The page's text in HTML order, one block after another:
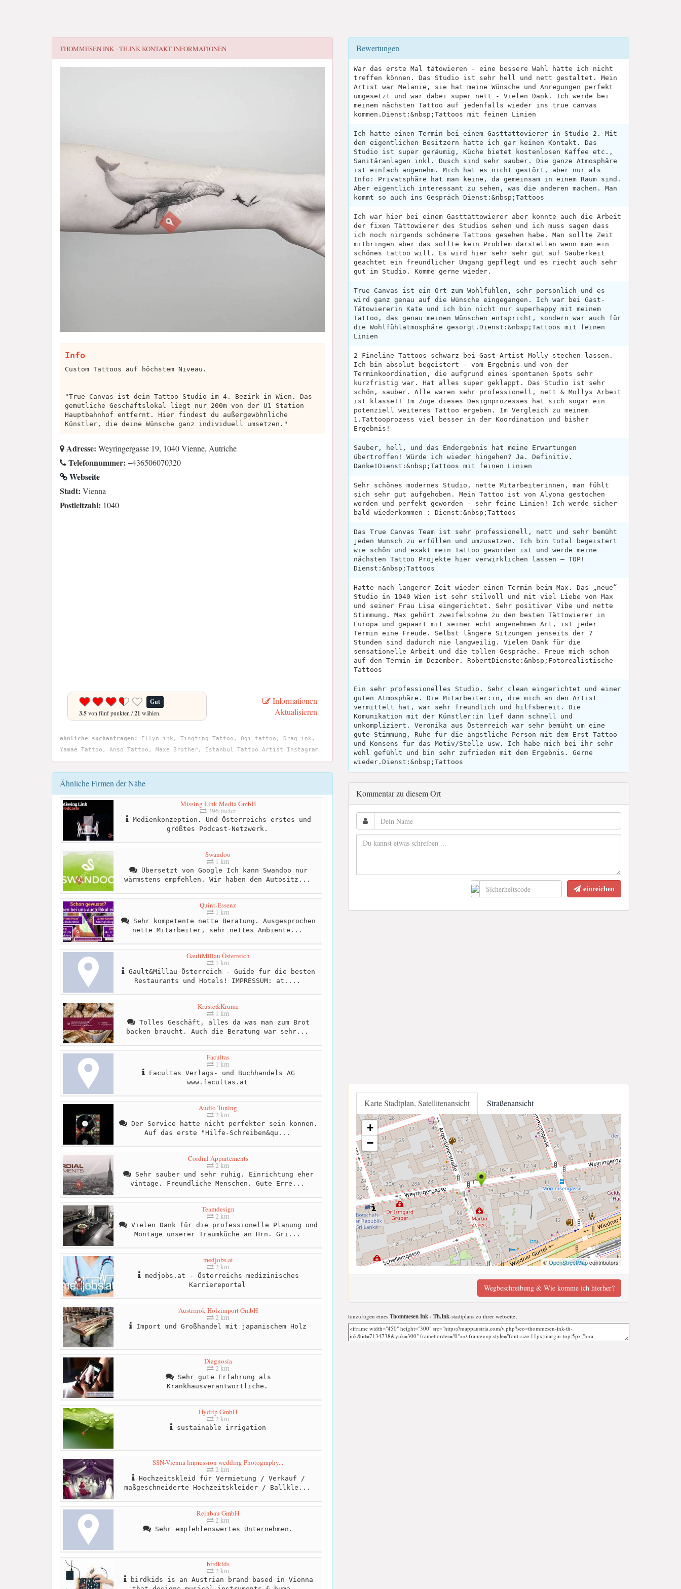
THOMMESEN INK - TH.INKKONTAKT INFORMATIONEN
Info
Custom Tattoos auf höchstem Niveau.
"True Canvas ist dein Tattoo Studio im 4. Bezirk in Wien. Das
gemütliche Geschäftslokal liegt nur 200m von der U1 Station
Hauptbahnhof entfernt. Hier findest du außergewöhnliche
Künstler, die deine Wünsche ganz individuell umsetzen."
Adresse: Weyringergasse 19, 1040 Vienne, Autriche
Telefonnummer: +436506070320
Webseite
Stadt: Vienna
Postleitzahl: 1040
Gut
3.5von fünf punkten /21 wählen.
Informationen
Aktualisieren
ähnliche suchanfragen:
Ellyn ink, Tingting Tattoo, Ogi tattoo, Drag ink,
Yamae Tattoo, Anso Tattoo, Maxe Brother, Istanbul Tattoo Artist Instagram
Ähnliche Firmen der Nähe
Missing Link Media GmbH
396 meter
Medienkonzeption. Und Österreichs erstes und
größtes Podcast-Netzwerk.
Swandoo
1 km
Übersetzt von Google Ich kann Swandoo nur
wärmstens empfehlen. Wir haben den Autositz...
Quint-Essenz
1 km
Sehr kompetente nette Beratung. Ausgesprochen
nette Mitarbeiter, sehr nettes Ambiente...
GaultMillau Österreich
1 km
Gault&Millau Österreich - Guide für die besten
Restaurants und Hotels! IMPRESSUM: at....
Kruste&Krume
1 km
Tolles Geschäft, alles da was man zum Brot
backen braucht. Auch die Beratung war sehr...
Facultas
1 km
Facultas Verlags- und Buchhandels AG
www.facultas.at
Audio Tuning
2 km
Der Service hätte nicht perfekter sein können.
Auf das erste "Hilfe-Schreiben&qu...
Cordial Appartements
2 km
Sehr sauber und sehr ruhig. Einrichtung eher
vintage. Freundliche Menschen. Gute Erre...
Teamdesign
2 km
Vielen Dank für die professionelle Planung und
Montage unserer Traumküche an Hrn. Gri...
medjobs.at
2 km
medjobs.at - Österreichs medizinisches
Karriereportal
Austrinok Holzimport GmbH
2 km
Import und Großhandel mit japanischem Holz
Diagnosia
2 km
Sehr gute Erfahrung als
Krankhausverantwortliche.
Hydrip GmbH
2 km
sustainable irrigation
SSN-Vienna lmpression wedding Photography...
2 km
Hochzeitskleid für Vermietung / Verkauf /
maßgeschneiderte Hochzeitskleider / Ballkle...
Reinbau GmbH
2 km
Sehr empfehlenswertes Unternehmen.
birdkids
2 km
birdkids is an Austrian brand based in Vienna
Bewertungen
War das erste Mal tätowieren - eine bessere Wahl hätte ich nicht
treffen können. Das Studio ist sehr hell und nett gestaltet. Mein
Artist war Melanie, sie hat meine Wünsche und Anregungen perfekt
umgesetzt und war dabei super nett - Vielen Dank. Ich werde bei
meinem nächsten Tattoo auf jedenfalls wieder ins true canvas
kommen.Dienst:&nbsp;Tattoos mit feinen Linien
Ich hatte einen Termin bei einem Gasttättovierer in Studio 2. Mit
den eigentlichen Besitzern hatte ich gar keinen Kontakt. Das
Studio ist super geräumig, Küche bietet kostenlosen Kaffee etc.,
Sanitäranlagen inkl. Dusch sind sehr sauber. Die ganze Atmosphäre
ist einfach angenehm. Mich hat es nicht gestört, aber nur als
Info: Privatsphäre hat man keine, da gemeinsam in einem Raum sind.
Aber eigentlich interessant zu sehen, was die anderen machen. Man
kommt so auch ins Gespräch Dienst:&nbsp;Tattoos
Ich war hier bei einem Gasttättowierer aber konnte auch die Arbeit
der fixen Tättowierer des Studios sehen und ich muss sagen dass
ich noch nirgends schönere Tattoos gesehen habe. Man sollte Zeit
mitbringen aber das sollte kein Problem darstellen wenn man ein
schönes tattoo will. Es wird hier sehr sehr gut auf Sauberkeit
geachtet ein freundlicher Umgang gepflegt und es riecht auch sehr
gut im Studio. Komme gerne wieder.
True Canvas ist ein Ort zum Wohlfühlen, sehr persönlich und es
wird ganz genau auf die Wünsche eingegangen. Ich war bei Gast-
Tätowiererin Kate und ich bin nicht nur superhappy mit meinem
Tattoo, das genau meinen Wünschen entspricht, sondern war auch für
die Wohlfühlatmosphäre gesorgt.Dienst:&nbsp;Tattoos mit feinen
Linien
2 Fineline Tattoos schwarz bei Gast-Artist Molly stechen lassen.
Ich bin absolut begeistert - vom Ergebnis und von der
Terminkoordination, die aufgrund eines spontanen Spots sehr
kurzfristig war. Hat alles super geklappt. Das Studio ist sehr
schön, sauber. Alle waren sehr professionell, nett & Mollys Arbeit
ist klasse!! Im Zuge dieses Designprozesses hat sich sogar ein
potenziell weiteres Tattoo ergeben. Im Vergleich zu meinem
1.Tattooprozess viel besser in der Koordination und bisher
Ergebnis!
Sauber, hell, und das Endergebnis hat meine Erwartungen
übertroffen! Würde ich wieder hingehen? Ja. Definitiv.
Danke!Dienst:&nbsp;Tattoos mit feinen Linien
Sehr schönes modernes Studio, nette Mitarbeiterinnen, man fühlt
sich sehr gut aufgehoben. Mein Tattoo ist von Alyona gestochen
worden und perfekt geworden - sehr feine Linien! Ich werde sicher
bald wiederkommen :-Dienst:&nbsp;Tattoos
Das True Canvas Team ist sehr professionell, nett und sehr bemüht
jeden Wunsch zu erfüllen und umzusetzen. Ich bin total begeistert
wie schön und exakt mein Tattoo geworden ist und werde meine
nächsten Tattoo Projekte hier verwirklichen lassen – TOP!
Dienst:&nbsp;Tattoos
Hatte nach längerer Zeit wieder einen Termin beim Max. Das „neue“
Studio in 1040 Wien ist sehr stilvoll und mit viel Liebe von Max
und seiner Frau Lisa eingerichtet. Sehr positiver Vibe und nette
Stimmung. Max gehört zweifelsohne zu den besten Tättowierer in
Europa und gepaart mit seiner echt angenehmen Art, ist jeder
Termin eine Freude. Selbst längere Sitzungen jenseits der 7
Stunden sind dadurch nie langweilig. Vielen Dank für die
sensationelle Arbeit und die tollen Gespräche. Freue mich schon
auf den Termin im Dezember. RobertDienste:&nbsp;Fotorealistische
Tattoos
Ein sehr professionelles Studio. Sehr clean eingerichtet und einer
guten Atmosphäre. Die Mitarbeiter:in, die mich an den Artist
vermittelt hat, war sehr freundlich und hilfsbereit. Die
Komunikation mit der Künstler:in lief dann schnell und
unkompliziert. Veronika aus Österreich war sehr bemüht um eine
gute Stimmung, Ruhe für die ängstliche Person mit dem Erst Tattoo
und Konsens für das Motiv/Stelle usw. Ich habe mich bei ihr sehr
wohl gefühlt und bin sehr zufrieden mit dem Ergebnis. Gerne
wieder.Dienst:&nbsp;Tattoos
Kommentar zu diesem Ort
einreichen
Karte Stadtplan, Satellitenansicht Straßenansicht
+
−
©OpenStreetMapcontributors
Wegbeschreibung & Wie komme ich hierher?
hinzufügen eines Thommesen Ink - Th.Ink-stadtplans zu ihrer webseite;